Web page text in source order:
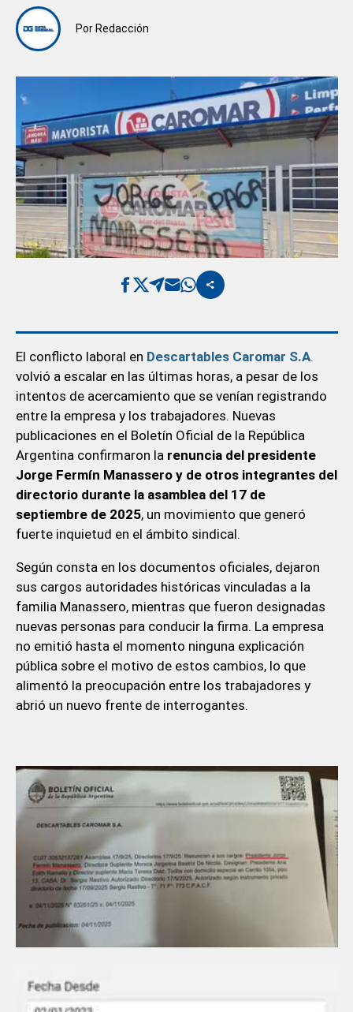
Por Redacción
El conflicto laboral en Descartables Caromar S.A.
volvió a escalar en las últimas horas, a pesar de los
intentos de acercamiento que se venían registrando
entre la empresa y los trabajadores. Nuevas
publicaciones en el Boletín Oficial de la República
Argentina confirmaron la renuncia del presidente
Jorge Fermín Manassero y de otros integrantes del
directorio durante la asamblea del 17 de
septiembre de 2025, un movimiento que generó
fuerte inquietud en el ámbito sindical.
Según consta en los documentos oficiales, dejaron
sus cargos autoridades históricas vinculadas a la
familia Manassero, mientras que fueron designadas
nuevas personas para conducir la firma. La empresa
no emitió hasta el momento ninguna explicación
pública sobre el motivo de estos cambios, lo que
alimentó la preocupación entre los trabajadores y
abrió un nuevo frente de interrogantes.